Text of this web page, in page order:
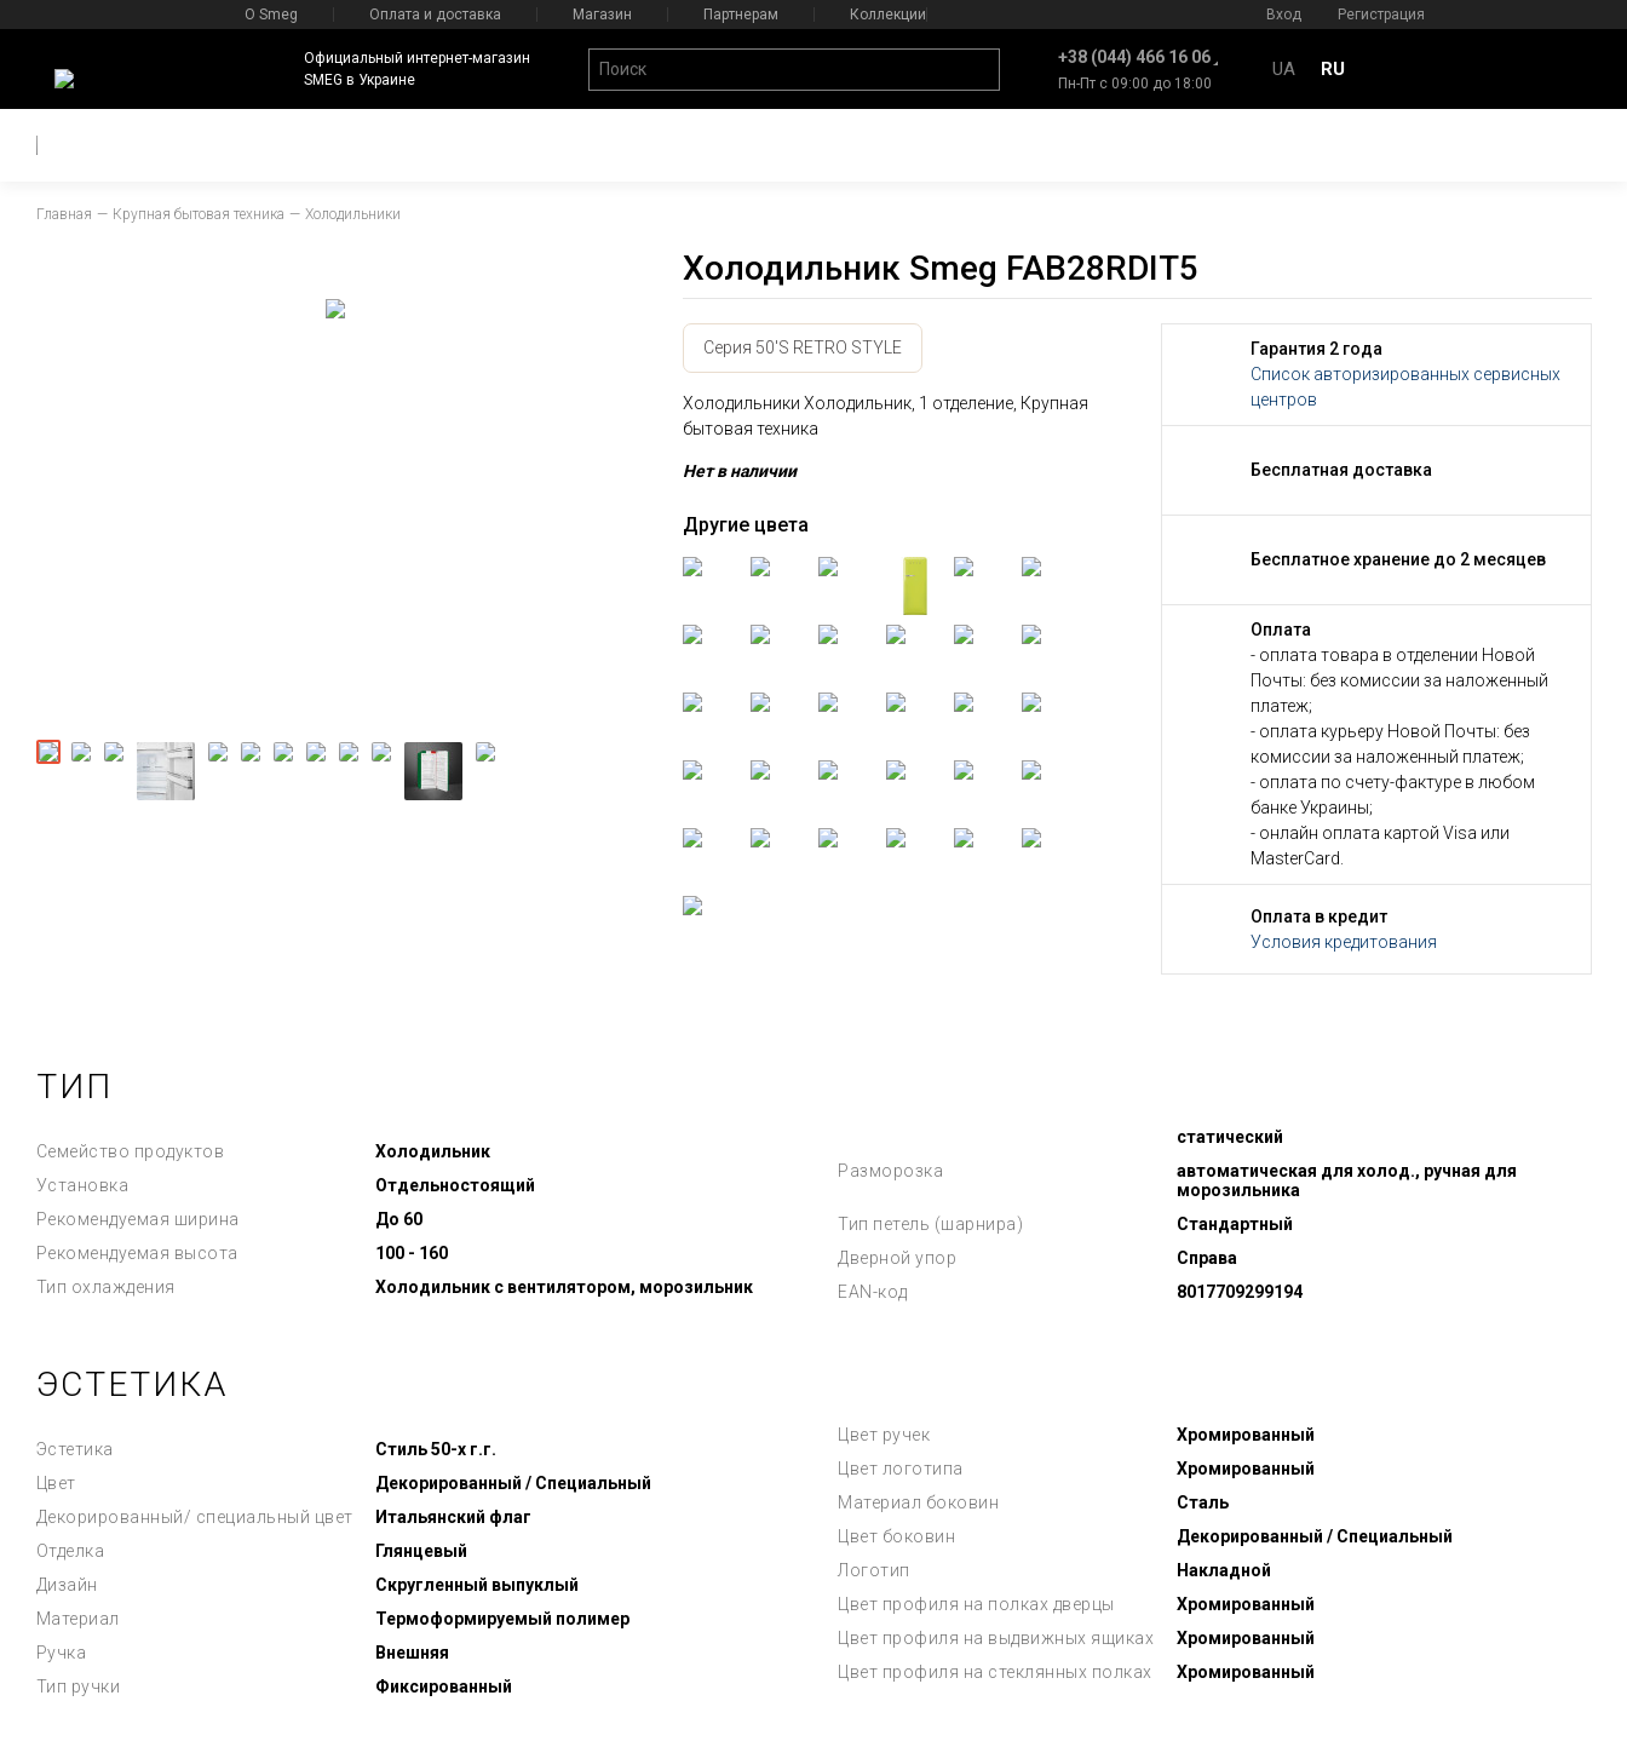
О Smeg Оплата и доставка Магазин Партнерам Коллекции Вход Регистрация
Официальный интернет-магазин
SMEG в Украине
+38 (044) 466 16 06
Пн-Пт с 09:00 до 18:00
UA RU
Главная Крупная бытовая техника Холодильники
Холодильник Smeg FAB28RDIT5
Серия 50'S RETRO STYLE
Холодильники Холодильник, 1 отделение, Крупная
бытовая техника
Нет в наличии
Другие цвета
Гарантия 2 года
Список авторизированных сервисных
центров
Бесплатная доставка
Бесплатное хранение до 2 месяцев
Оплата
- оплата товара в отделении Новой
Почты: без комиссии за наложенный
платеж;
- оплата курьеру Новой Почты: без
комиссии за наложенный платеж;
- оплата по счету-фактуре в любом
банке Украины;
- онлайн оплата картой Visa или
MasterCard.
Оплата в кредит
Условия кредитования
ТИП
Семейство продуктов
Холодильник
Установка
Отдельностоящий
Рекомендуемая ширина
До 60
Рекомендуемая высота
100 - 160
Тип охлаждения
Холодильник с вентилятором, морозильник
статический
Разморозка
автоматическая для холод., ручная для
морозильника
Тип петель (шарнира)
Стандартный
Дверной упор
Справа
EAN-код
8017709299194
ЭСТЕТИКА
Эстетика
Стиль 50-х г.г.
Цвет
Декорированный / Специальный
Декорированный/ специальный цвет
Итальянский флаг
Отделка
Глянцевый
Дизайн
Скругленный выпуклый
Материал
Термоформируемый полимер
Ручка
Внешняя
Тип ручки
Фиксированный
Цвет ручек
Хромированный
Цвет логотипа
Хромированный
Материал боковин
Сталь
Цвет боковин
Декорированный / Специальный
Логотип
Накладной
Цвет профиля на полках дверцы
Хромированный
Цвет профиля на выдвижных ящиках
Хромированный
Цвет профиля на стеклянных полках
Хромированный